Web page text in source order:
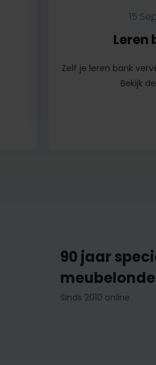
15
Leren
Zelf je leren bank
Bekijk
90 jaar
Sinds 2010 online.